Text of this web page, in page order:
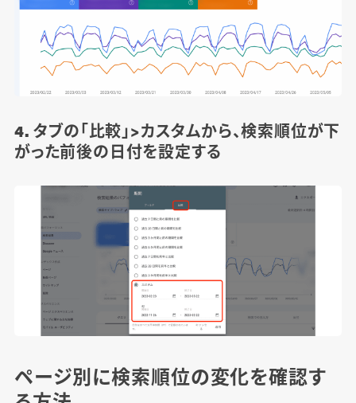
4. タブの「比較」>カスタムから、検索順位が下
がった前後の日付を設定する
ページ別に検索順位の変化を確認す